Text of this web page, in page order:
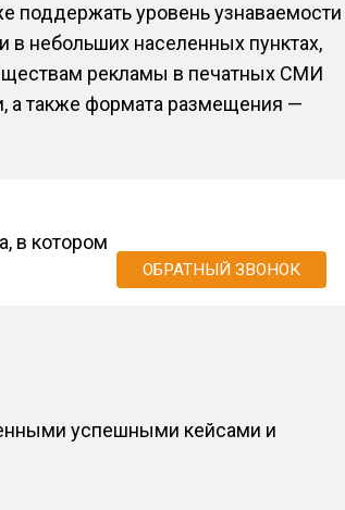
поддержать уровень узнаваемости
небольших населенных пунктах,
рекламы в печатных СМИ
а также формата размещения —
в котором
ОБРАТНЫЙ ЗВОНОК
успешными кейсами и